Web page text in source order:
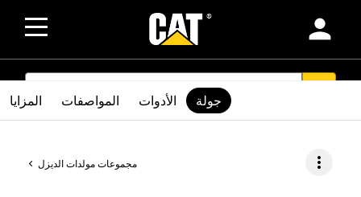
person
SEARCH
مجموعات مولدات الديزل more_vert
المزايا المواصفات الأدوات جولة